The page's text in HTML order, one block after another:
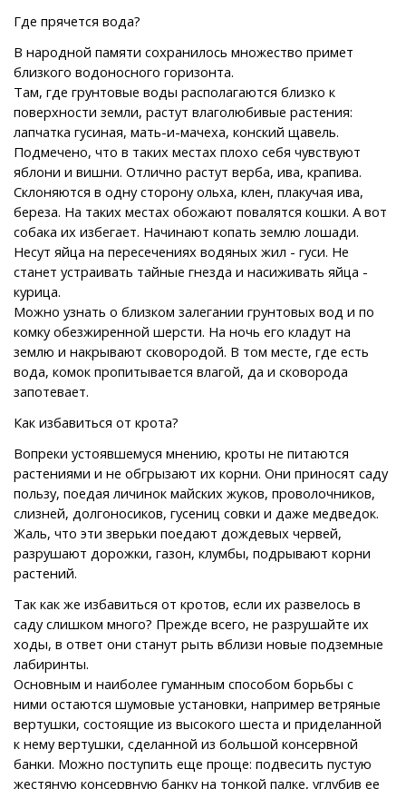
Где прячется вода?
В народной памяти сохранилось множество примет
близкого водоносного горизонта.
Там, где грунтовые воды располагаются близко к
поверхности земли, растут влаголюбивые растения:
лапчатка гусиная, мать-и-мачеха, конский щавель.
Подмечено, что в таких местах плохо себя чувствуют
яблони и вишни. Отлично растут верба, ива, крапива.
Склоняются в одну сторону ольха, клен, плакучая ива,
береза. На таких местах обожают повалятся кошки. А вот
собака их избегает. Начинают копать землю лошади.
Несут яйца на пересечениях водяных жил - гуси. Не
станет устраивать тайные гнезда и насиживать яйца -
курица.
Можно узнать о близком залегании грунтовых вод и по
комку обезжиренной шерсти. На ночь его кладут на
землю и накрывают сковородой. В том месте, где есть
вода, комок пропитывается влагой, да и сковорода
запотевает.
Как избавиться от крота?
Вопреки устоявшемуся мнению, кроты не питаются
растениями и не обгрызают их корни. Они приносят саду
пользу, поедая личинок майских жуков, проволочников,
слизней, долгоносиков, гусениц совки и даже медведок.
Жаль, что эти зверьки поедают дождевых червей,
разрушают дорожки, газон, клумбы, подрывают корни
растений.
Так как же избавиться от кротов, если их развелось в
саду слишком много? Прежде всего, не разрушайте их
ходы, в ответ они станут рыть вблизи новые подземные
лабиринты.
Основным и наиболее гуманным способом борьбы с
ними остаются шумовые установки, например ветряные
вертушки, состоящие из высокого шеста и приделанной
к нему вертушки, сделанной из большой консервной
банки. Можно поступить еще проще: подвесить пустую
жестяную консервную банку на тонкой палке, углубив ее